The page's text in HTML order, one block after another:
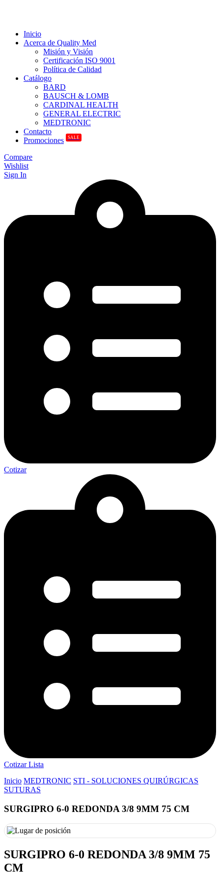
Inicio
Acerca de Quality Med
Misión y Visión
Certificación ISO 9001
Política de Calidad
Catálogo
BARD
BAUSCH & LOMB
CARDINAL HEALTH
GENERAL ELECTRIC
MEDTRONIC
Contacto
Promociones
SALE
Compare
Wishlist
Sign In
Cotizar
Cotizar Lista
Inicio MEDTRONIC STI - SOLUCIONES QUIRÚRGICAS
SUTURAS
SURGIPRO 6-0 REDONDA 3/8 9MM 75 CM
SURGIPRO 6-0 REDONDA 3/8 9MM 75
CM